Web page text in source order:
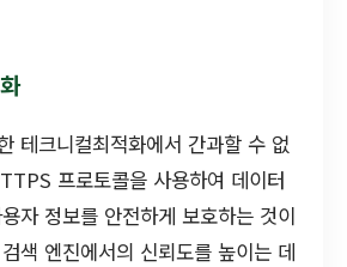
테크니컬최적화에서 간과할 수 없
프로토콜을 사용하여 데이터
자 정보를 안전하게 보호하는 것이
색 엔진에서의 신뢰도를 높이는 데